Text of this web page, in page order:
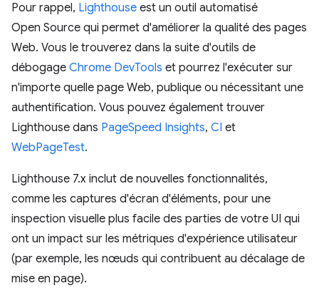
Pour rappel, Lighthouse est un outil automatisé
Open Source qui permet d'améliorer la qualité des pages
Web. Vous le trouverez dans la suite d'outils de
débogage Chrome DevTools et pourrez l'exécuter sur
n'importe quelle page Web, publique ou nécessitant une
authentification. Vous pouvez également trouver
Lighthouse dans PageSpeed Insights, CI et
WebPageTest.
Lighthouse 7.x inclut de nouvelles fonctionnalités,
comme les captures d'écran d'éléments, pour une
inspection visuelle plus facile des parties de votre UI qui
ont un impact sur les métriques d'expérience utilisateur
(par exemple, les nœuds qui contribuent au décalage de
mise en page).